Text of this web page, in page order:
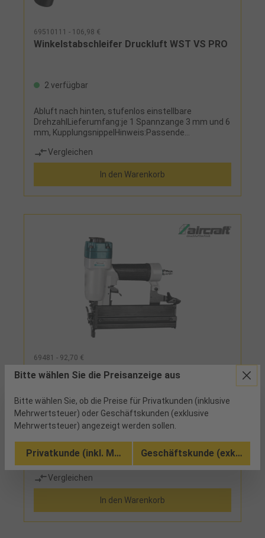
69510111 - 106,98 €
Winkelstabschleifer Druckluft WST VS PRO
2 verfügbar
Abluft nach hinten, stufenlos einstellbare
DrehzahlLieferumfang:je 1 Spannzange 3 mm und 6
mm, KupplungsnippelHinweis:Passende
Artikelgruppe 5!
Vergleichen
In den Warenkorb
69481 - 92,70 €
Klammergerät Druckluft NKG 40/50 PRO
2 verfügbar
Vergleichen
In den Warenkorb
Bitte wählen Sie die Preisanzeige aus
Bitte wählen Sie, ob die Preise für Privatkunden (inklusive
Mehrwertsteuer) oder Geschäftskunden (exklusive
Mehrwertsteuer) angezeigt werden sollen.
Privatkunde (inkl. MwSt.) Geschäftskunde (exkl.